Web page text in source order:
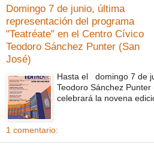
Domingo 7 de junio, última
representación del programa
"Teatréate" en el Centro Cívico
Teodoro Sánchez Punter (San
José)
Hasta el domingo 7 de
Teodoro Sánchez
celebrará la novena
1 comentario: